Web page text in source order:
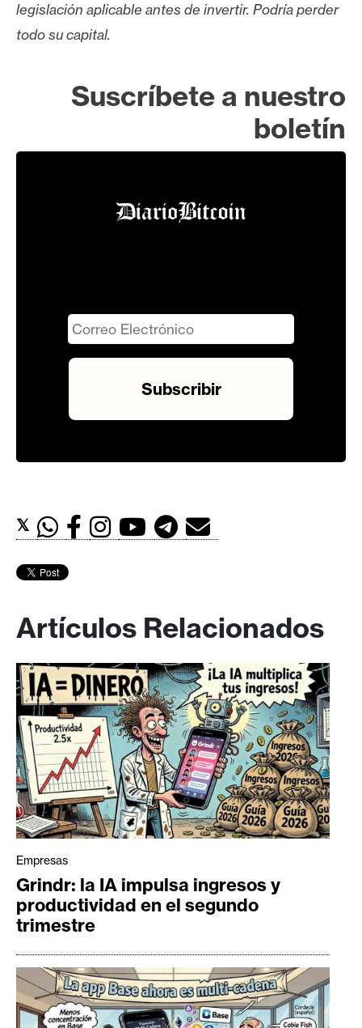
legislación aplicable antes de invertir. Podría perder
todo su capital.
Suscríbete a nuestro
boletín
𝕏
Artículos Relacionados
Empresas
Grindr: la IA impulsa ingresos y
productividad en el segundo
trimestre